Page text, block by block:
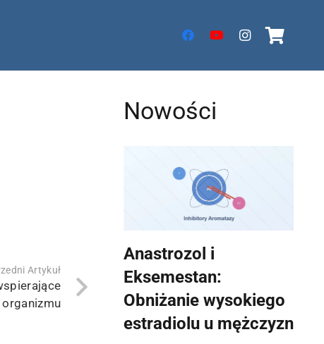
Artykuł
Nowości
Anastrozol i
Eksemestan:
Obniżanie wysokiego
estradiolu u mężczyzn